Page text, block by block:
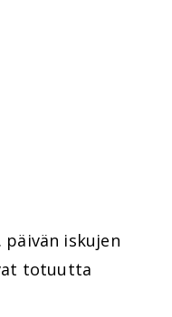
päivän iskujen
totuutta